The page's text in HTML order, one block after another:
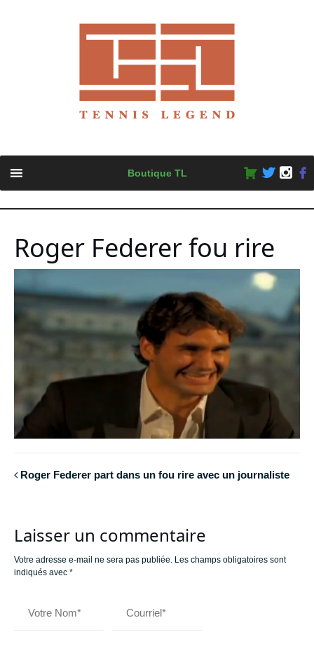
content
Boutique TL
Roger Federer fou rire
Roger Federer part dans un fou rire avec un journaliste
Laisser un commentaire
Votre adresse e-mail ne sera pas publiée. Les champs obligatoires sont
indiqués avec *